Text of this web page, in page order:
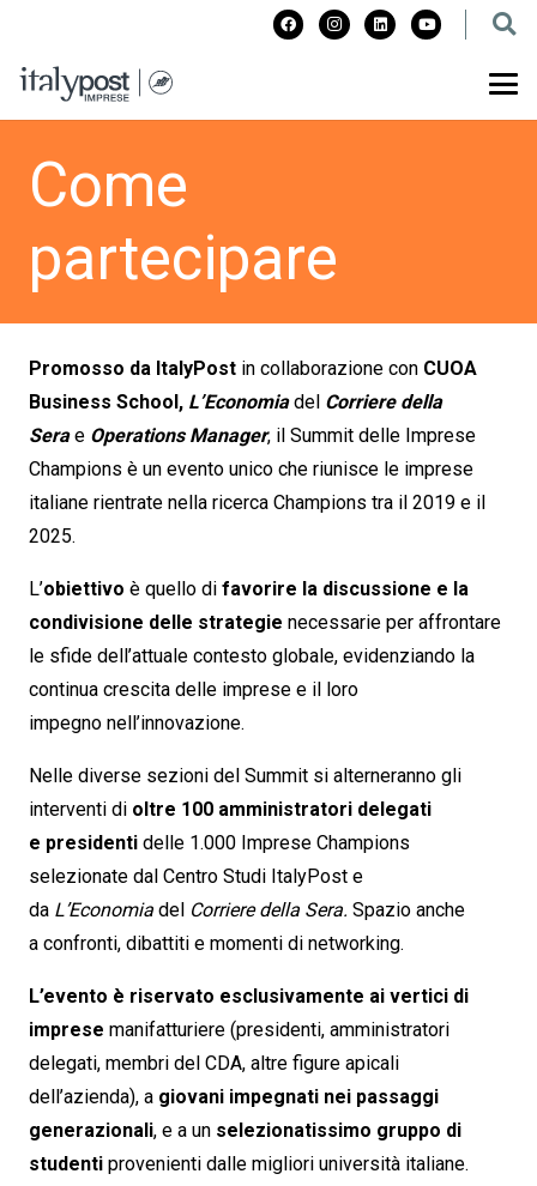
Come
partecipare
Promosso da ItalyPost in collaborazione con CUOA
Business School, L’Economiadel Corriere della
Serae Operations Manager, il Summit delle Imprese
Champions è un evento unico che riunisce le imprese
italiane rientrate nella ricerca Champions tra il 2019 e il
2025.
L’obiettivo è quello di favorire la discussione e la
condivisione delle strategie necessarie per affrontare
le sfide dell’attuale contesto globale, evidenziando la
continua crescita delle imprese e il loro
impegno nell’innovazione.
Nelle diverse sezioni del Summit si alterneranno gli
interventi di oltre 100 amministratori delegati
e presidenti delle 1.000 Imprese Champions
selezionate dal Centro Studi ItalyPost e
da L’Economia del Corriere della Sera. Spazio anche
a confronti, dibattiti e momenti di networking.
L’evento è riservato esclusivamente ai vertici di
imprese manifatturiere (presidenti, amministratori
delegati, membri del CDA, altre figure apicali
dell’azienda), a giovani impegnati nei passaggi
generazionali, e a un selezionatissimo gruppo di
studenti provenienti dalle migliori università italiane.